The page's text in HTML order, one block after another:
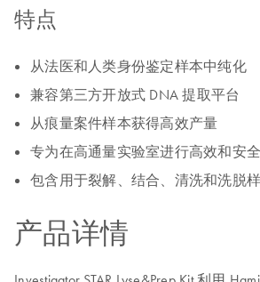
特点
从法医和人类身份鉴定样本中纯化
兼容第三方开放式 DNA 提取平台
从痕量案件样本获得高效产量
专为在高通量实验室进行高效和安
包含用于裂解、结合、清洗和洗脱
产品详情